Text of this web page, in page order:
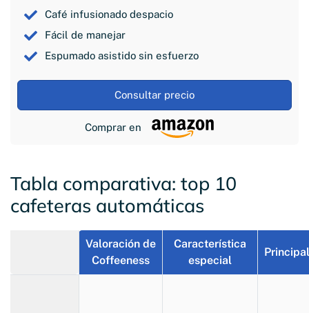
Café infusionado despacio
Fácil de manejar
Espumado asistido sin esfuerzo
Consultar precio
Comprar en
Tabla comparativa: top 10
cafeteras automáticas
Valoración de
Coffeeness
Característica
especial